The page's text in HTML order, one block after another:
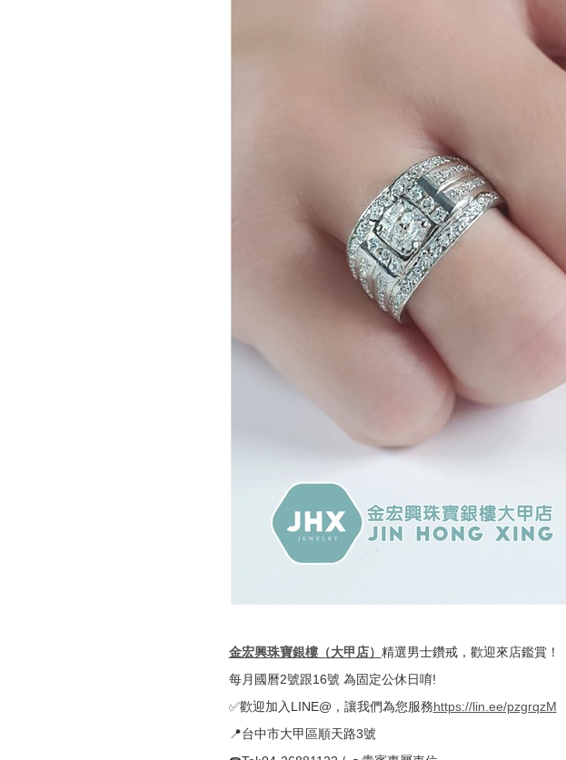
金宏興珠寶銀樓（大甲店） 精選男士鑽戒，歡迎來店鑑賞！
每月國曆2號跟16號 為固定公休日唷!
✅歡迎加入LINE@，讓我們為您服務https://lin.ee/pzgrqzM
📍台中市大甲區順天路3號